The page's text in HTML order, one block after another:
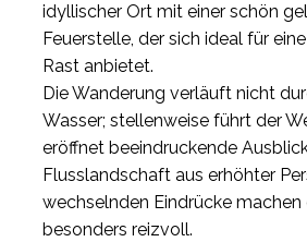
idyllischer Ort mit einer schön
Feuerstelle, der sich ideal für
Rast anbietet.
Die Wanderung verläuft nicht
Wasser; stellenweise führt der
eröffnet beeindruckende
Flusslandschaft aus erhöhter
wechselnden Eindrücke machen
besonders reizvoll.